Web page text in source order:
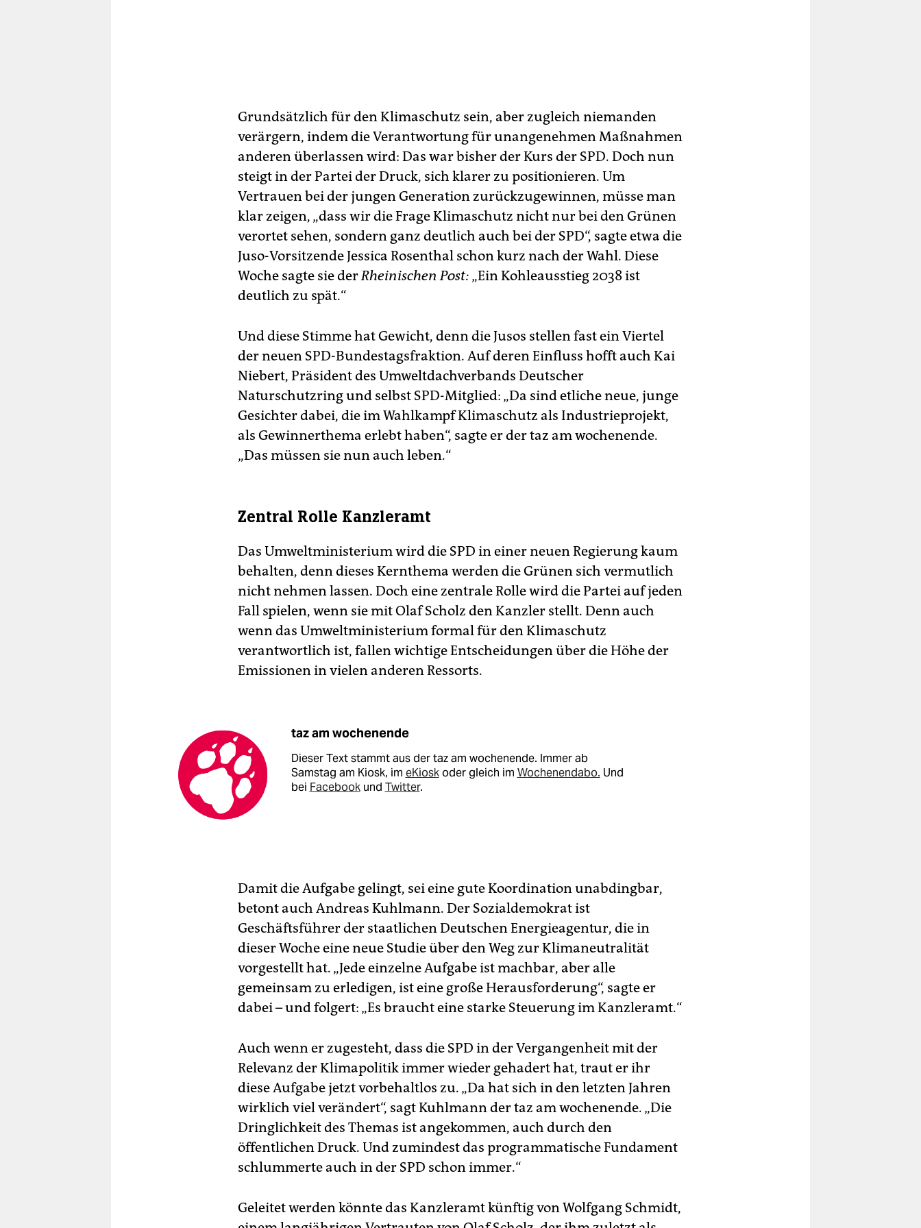
Grundsätzlich für den Klimaschutz sein, aber zugleich niemanden
verärgern, indem die Verantwortung für unangenehmen Maßnahmen
anderen überlassen wird: Das war bisher der Kurs der SPD. Doch nun
steigt in der Partei der Druck, sich klarer zu positionieren. Um
Vertrauen bei der jungen Generation zurückzugewinnen, müsse man
klar zeigen, „dass wir die Frage Klimaschutz nicht nur bei den Grünen
verortet sehen, sondern ganz deutlich auch bei der SPD“, sagte etwa die
Juso-Vorsitzende Jessica Rosenthal schon kurz nach der Wahl. Diese
Woche sagte sie derRheinischen Post: „Ein Kohleausstieg 2038 ist
deutlich zu spät.“
Und diese Stimme hat Gewicht, denn die Jusos stellen fast ein Viertel
der neuen SPD-Bundestagsfraktion. Auf deren Einfluss hofft auch Kai
Niebert, Präsident des Umweltdachverbands Deutscher
Naturschutzring und selbst SPD-Mitglied: „Da sind etliche neue, junge
Gesichter dabei, die im Wahlkampf Klimaschutz als Industrieprojekt,
als Gewinnerthema erlebt haben“, sagte er der taz am wochenende.
„Das müssen sie nun auch leben.“
Zentral Rolle Kanzleramt
Das Umweltministerium wird die SPD in einer neuen Regierung kaum
behalten, denn dieses Kernthema werden die Grünen sich vermutlich
nicht nehmen lassen. Doch eine zentrale Rolle wird die Partei auf jeden
Fall spielen, wenn sie mit Olaf Scholz den Kanzler stellt. Denn auch
wenn das Umweltministerium formal für den Klimaschutz
verantwortlich ist, fallen wichtige Entscheidungen über die Höhe der
Emissionen in vielen anderen Ressorts.
taz am wochenende
Dieser Text stammt aus der taz am wochenende. Immer ab
Samstag am Kiosk, im eKioskoder gleich im Wochenendabo. Und
bei Facebookund Twitter.
Damit die Aufgabe gelingt, sei eine gute Koordination unabdingbar,
betont auch Andreas Kuhlmann. Der Sozialdemokrat ist
Geschäftsführer der staatlichen Deutschen Energieagentur, die in
dieser Woche eine neue Studie über den Weg zur Klimaneutralität
vorgestellt hat. „Jede einzelne Aufgabe ist machbar, aber alle
gemeinsam zu erledigen, ist eine große Herausforderung“, sagte er
dabei – und folgert: „Es braucht eine starke Steuerung im Kanzleramt.“
Auch wenn er zugesteht, dass die SPD in der Vergangenheit mit der
Relevanz der Klimapolitik immer wieder gehadert hat, traut er ihr
diese Aufgabe jetzt vorbehaltlos zu. „Da hat sich in den letzten Jahren
wirklich viel verändert“, sagt Kuhlmann der taz am wochenende. „Die
Dringlichkeit des Themas ist angekommen, auch durch den
öffentlichen Druck. Und zumindest das programmatische Fundament
schlummerte auch in der SPD schon immer.“
Geleitet werden könnte das Kanzleramt künftig von Wolfgang Schmidt,